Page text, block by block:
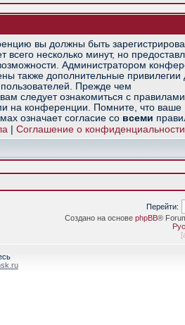
вы должны быть
всего несколько минут, но
Администратором
также дополнительные привилегии
Прежде чем
следует ознакомиться с
на конференции. Помните, что ваше
означает согласие со всеми
| Соглашение о конфиденциальности
Перейти:
Создано на основе phpBB®
[